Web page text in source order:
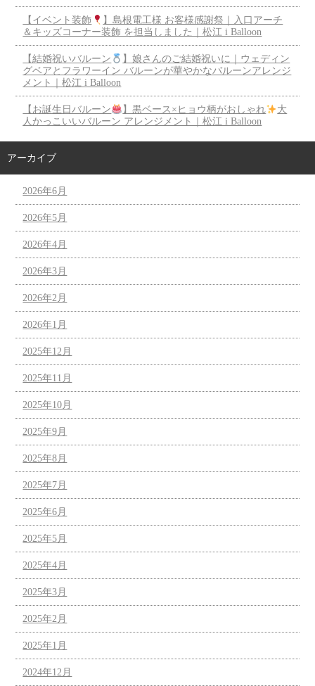
【イベント装飾
】島根電工様 お客様感謝祭｜入口アーチ
＆キッズコーナー装飾 を担当しました｜松江 i Balloon
【結婚祝いバルーン
】娘さんのご結婚祝いに｜ウェディン
グベアとフラワーイン バルーンが華やかなバルーンアレンジ
メント｜松江 i Balloon
【お誕生日バルーン 】黒ベース×ヒョウ柄がおしゃれ
大
人かっこいいバルーン アレンジメント｜松江 i Balloon
アーカイブ
2026年6月
2026年5月
2026年4月
2026年3月
2026年2月
2026年1月
2025年12月
2025年11月
2025年10月
2025年9月
2025年8月
2025年7月
2025年6月
2025年5月
2025年4月
2025年3月
2025年2月
2025年1月
2024年12月